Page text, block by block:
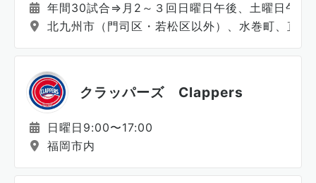
年間30試合⇒月2～３回日曜日午後、土曜日午後
北九州市（門司区・若松区以外）、水巻町、直方
クラッパーズ Clappers
日曜日9:00〜17:00
福岡市内